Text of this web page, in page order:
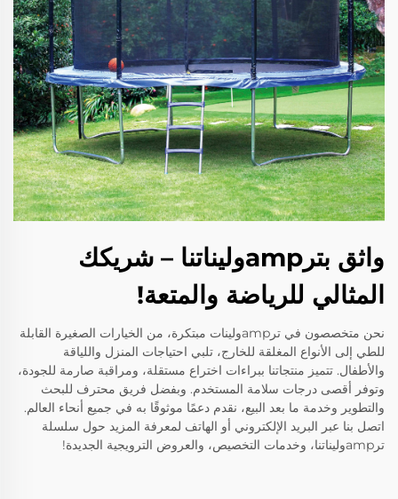
واثق بترampوليناتنا – شريكك
المثالي للرياضة والمتعة!
نحن متخصصون في ترampولينات مبتكرة، من الخيارات الصغيرة القابلة
للطي إلى الأنواع المغلقة للخارج، تلبي احتياجات المنزل واللياقة
والأطفال. تتميز منتجاتنا ببراءات اختراع مستقلة، ومراقبة صارمة للجودة،
وتوفر أقصى درجات سلامة المستخدم. وبفضل فريق محترف للبحث
والتطوير وخدمة ما بعد البيع، نقدم دعمًا موثوقًا به في جميع أنحاء العالم.
اتصل بنا عبر البريد الإلكتروني أو الهاتف لمعرفة المزيد حول سلسلة
ترampوليناتنا، وخدمات التخصيص، والعروض الترويجية الجديدة!